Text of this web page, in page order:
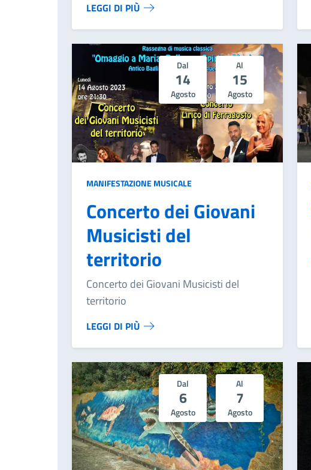
LEGGI DI PIÙ
Dal
14
Agosto
Al
15
Agosto
MANIFESTAZIONE MUSICALE
Concerto dei Giovani
Musicisti del
territorio
Concerto dei Giovani Musicisti del
territorio
LEGGI DI PIÙ
Dal
6
Agosto
Al
7
Agosto